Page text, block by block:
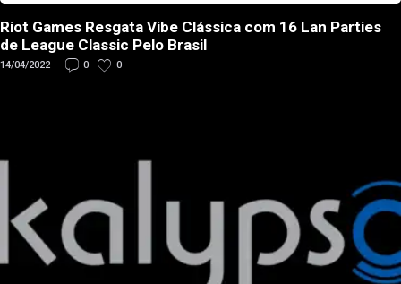
Riot Games Resgata Vibe Clássica com 16 Lan Parties
de League Classic Pelo Brasil
14/04/2022 0 0